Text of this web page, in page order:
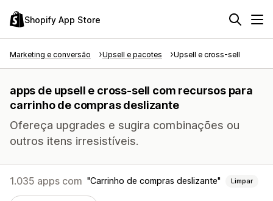
Shopify App Store
Marketing e conversão Upsell e pacotes Upsell e cross-sell
apps de upsell e cross-sell com recursos para
carrinho de compras deslizante
Ofereça upgrades e sugira combinações ou
outros itens irresistíveis.
1.035 apps com Carrinho de compras deslizante Limpar